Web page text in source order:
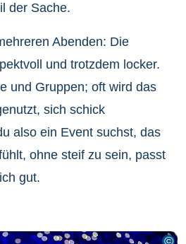
der Sache.
Abenden: Die
und trotzdem locker.
und Gruppen; oft wird das
sich schick
also ein Event suchst, das
ohne steif zu sein, passt
gut.